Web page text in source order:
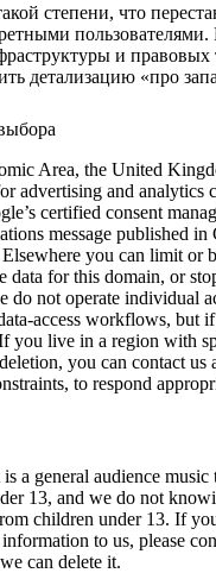
степени, что
и
детализацию «про
Area, the United
advertising and analytics
certified consent
message published in
you can limit or
data for this domain, or
do not operate individual
workflows, but
you live in a region with
you can contact
to respond
a general audience
13, and we do not
children under 13. If
to us, please
can delete it.